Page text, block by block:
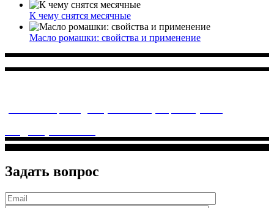
К чему снятся месячные
Масло ромашки: свойства и применение
Задать вопрос